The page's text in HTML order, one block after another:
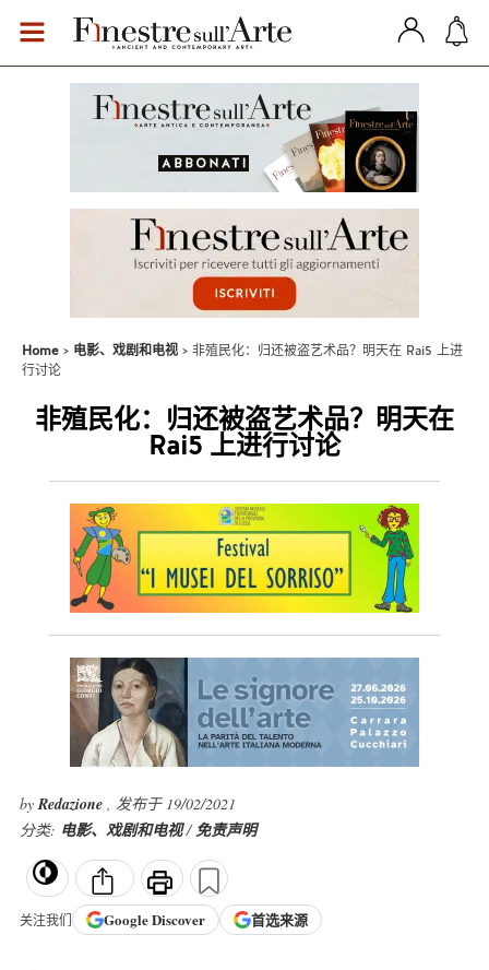
Home 电影、戏剧和电视
非殖民化：归还被盗艺术品？明天在 Rai5 上进
行讨论
非殖民化：归还被盗艺术品？明天在
Rai5 上进行讨论
byRedazione , 发布于 19/02/2021
分类: 电影、戏剧和电视/免责声明
关注我们 GoogleDiscover 首选来源